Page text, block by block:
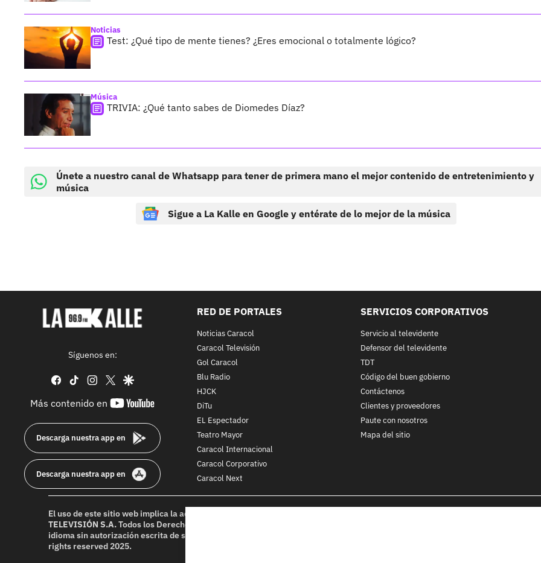
Noticias
Test: ¿Qué tipo de mente tienes? ¿Eres emocional o totalmente lógico?
Música
TRIVIA: ¿Qué tanto sabes de Diomedes Díaz?
Únete a nuestro canal de Whatsapp para tener de primera mano el mejor contenido de entretenimiento y
música
Sigue a La Kalle en Google y entérate de lo mejor de la música
Síguenos en:
facebook
tiktok instagram
twittergoogle
Más contenido en
youtube-
Descarga nuestra app en
Descarga nuestra app en
RED DE PORTALES
Noticias Caracol
Caracol Televisión
Gol Caracol
Blu Radio
HJCK
DiTu
EL Espectador
Teatro Mayor
Caracol Internacional
Caracol Corporativo
Caracol Next
SERVICIOS CORPORATIVOS
Servicio al televidente
Defensor del televidente
TDT
Código del buen gobierno
Contáctenos
Clientes y proveedores
Paute con nosotros
Mapa del sitio
El uso de este sitio web implica la aceptación de los
TELEVISIÓN S.A.Todos los Derechos Reservados D.R.A. Prohibida su reproducción total o parcial, así como su traducción a
idioma sin autorización escrita de su titular. Reproduction in whole or in part, or translation without written permission is
rights reserved 2025.